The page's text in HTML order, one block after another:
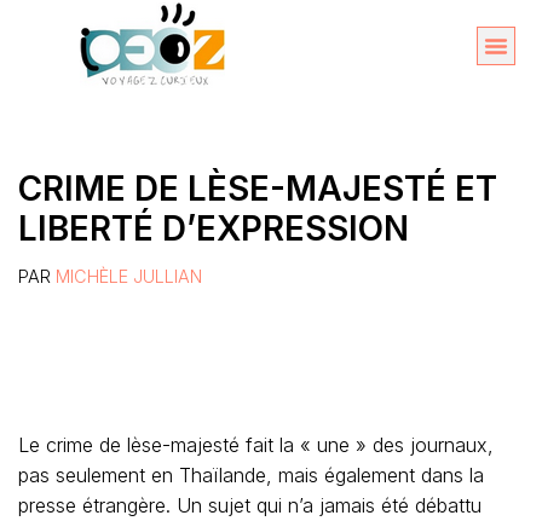
CRIME DE LÈSE-MAJESTÉ ET
LIBERTÉ D’EXPRESSION
PAR MICHÈLE JULLIAN
Le crime de lèse-majesté fait la « une » des journaux,
pas seulement en Thaïlande, mais également dans la
presse étrangère. Un sujet qui n’a jamais été débattu